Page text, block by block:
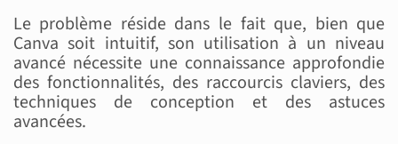
Le problème réside dans le fait que, bien que
Canva soit intuitif, son utilisation à un niveau
avancé nécessite une connaissance approfondie
des fonctionnalités, des raccourcis claviers, des
techniques de conception et des astuces
avancées.